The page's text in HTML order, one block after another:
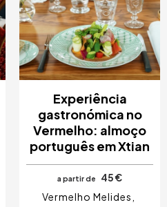
Experiência
gastronómica no
Vermelho: almoço
português em Xtian
a partir de
45 €
Vermelho Melides